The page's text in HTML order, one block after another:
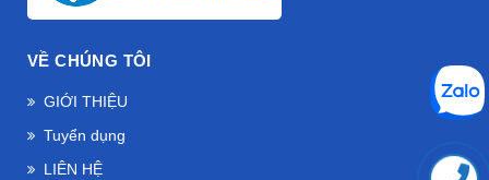
VỀ CHÚNG TÔI
GIỚI THIỆU
Tuyển dụng
LIÊN HỆ